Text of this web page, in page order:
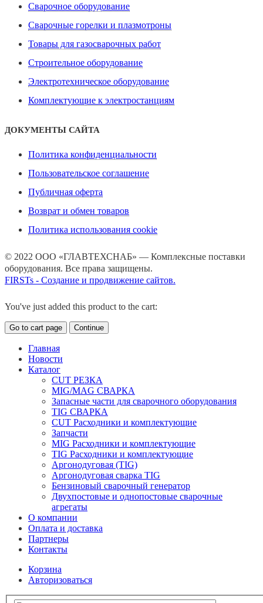
Сварочное оборудование
Сварочные горелки и плазмотроны
Товары для газосварочных работ
Строительное оборудование
Электротехническое оборудование
Комплектующие к электростанциям
ДОКУМЕНТЫ САЙТА
Политика конфиденциальности
Пользовательское соглашение
Публичная оферта
Возврат и обмен товаров
Политика использования cookie
© 2022 ООО «ГЛАВТЕХСНАБ» — Комплексные поставки
оборудования. Все права защищены.
FIRSTs - Создание и продвижение сайтов.
You've just added this product to the cart:
Go to cart page Continue
Главная
Новости
Каталог
CUT РЕЗКА
MIG/MAG СВАРКА
Запасные части для сварочного оборудования
TIG СВАРКА
CUT Расходники и комплектующие
Запчасти
MIG Расходники и комплектующие
TIG Расходники и комплектующие
Аргонодуговая (TIG)
Аргонодуговая сварка TIG
Бензиновый сварочный генератор
Двухпостовые и однопостовые сварочные
агрегаты
О компании
Оплата и доставка
Партнеры
Контакты
Корзина
Авторизоваться